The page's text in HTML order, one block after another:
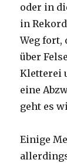
oder in
in
Weg fort,
über
Kletterei
eine
geht es
Einige